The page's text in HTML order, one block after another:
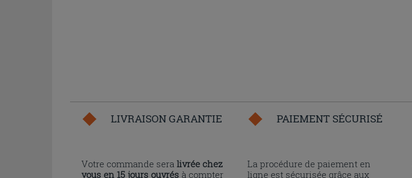
LIVRAISON GARANTIE
Votre commande sera livrée chez
vous en 15 jours ouvrés à compter
PAIEMENT SÉCURISÉ
La procédure de paiement en
ligne est sécurisée grâce aux